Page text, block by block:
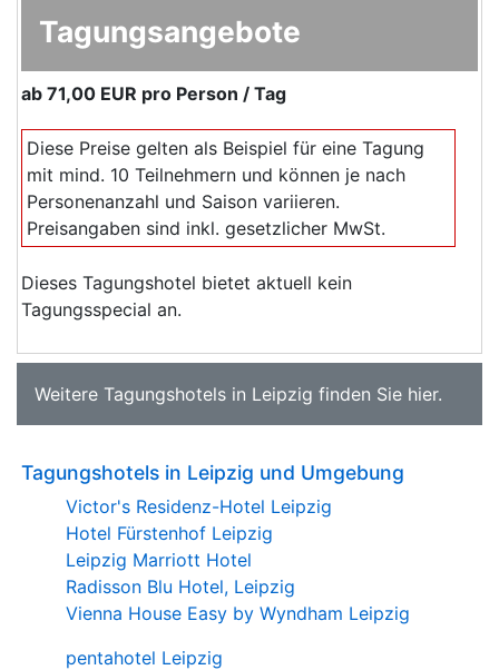
Tagungsangebote
ab 71,00 EUR pro Person / Tag
Diese Preise gelten als Beispiel für eine Tagung
mit mind. 10 Teilnehmern und können je nach
Personenanzahl und Saison variieren.
Preisangaben sind inkl. gesetzlicher MwSt.
Dieses Tagungshotel bietet aktuell kein
Tagungsspecial an.
Weitere Tagungshotels in Leipzig finden Sie hier.
Tagungshotels in Leipzig und Umgebung
Victor's Residenz-Hotel Leipzig
Hotel Fürstenhof Leipzig
Leipzig Marriott Hotel
Radisson Blu Hotel, Leipzig
Vienna House Easy by Wyndham Leipzig
pentahotel Leipzig